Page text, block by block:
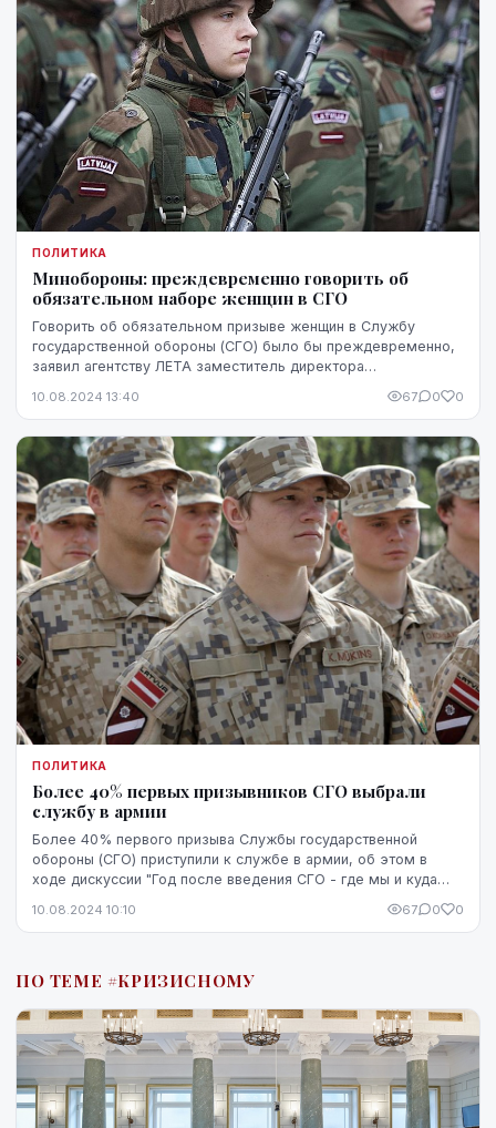
ПОЛИТИКА
Минобороны: преждевременно говорить об
обязательном наборе женщин в СГО
Говорить об обязательном призыве женщин в Службу
государственной обороны (СГО) было бы преждевременно,
заявил агентству ЛЕТА заместитель директора
10.08.2024 13:40 67 0 0
ПОЛИТИКА
Более 40% первых призывников СГО выбрали
службу в армии
Более 40% первого призыва Службы государственной
обороны (СГО) приступили к службе в армии, об этом в
ходе дискуссии "Год после введения СГО - где мы и куда
10.08.2024 10:10 67 0 0
ПО ТЕМЕ #КРИЗИСНОМУ